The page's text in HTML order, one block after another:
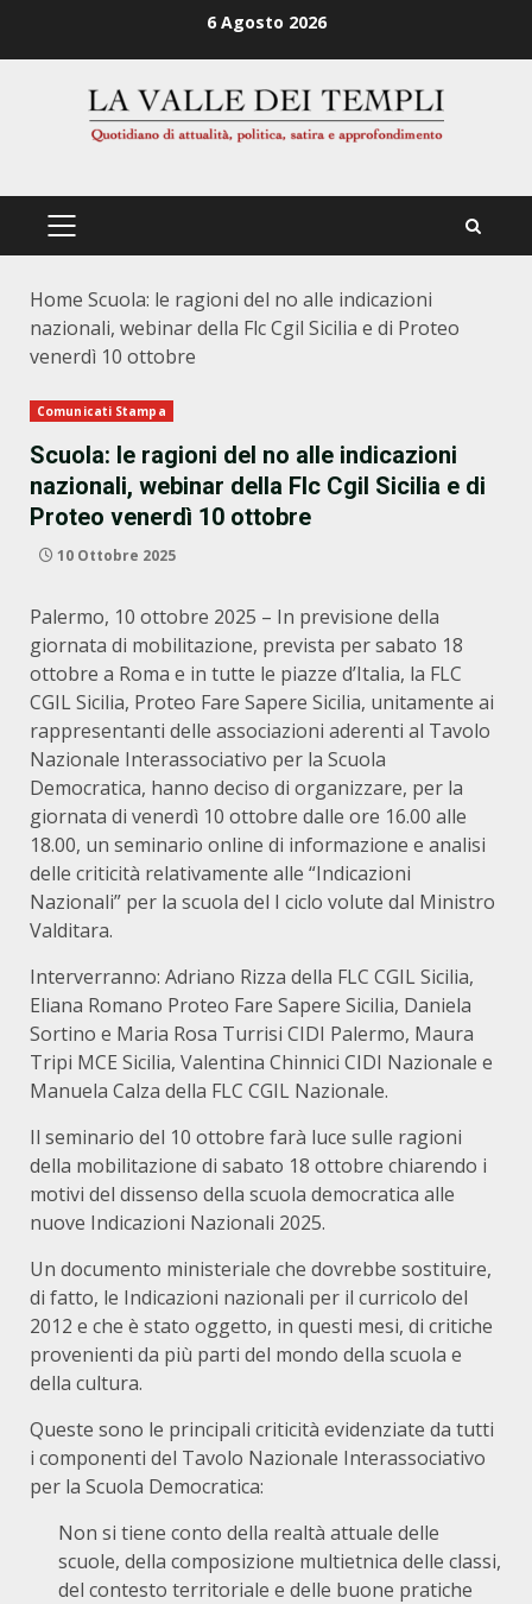
6 Agosto 2026
PRIMÄRES
Home Scuola: le ragioni del no alle indicazioni
nazionali, webinar della Flc Cgil Sicilia e di Proteo
venerdì 10 ottobre
Comunicati Stampa
Scuola: le ragioni del no alle indicazioni
nazionali, webinar della Flc Cgil Sicilia e di
Proteo venerdì 10 ottobre
10 Ottobre 2025
Palermo, 10 ottobre 2025 – In previsione della
giornata di mobilitazione, prevista per sabato 18
ottobre a Roma e in tutte le piazze d’Italia, la FLC
CGIL Sicilia, Proteo Fare Sapere Sicilia, unitamente ai
rappresentanti delle associazioni aderenti al Tavolo
Nazionale Interassociativo per la Scuola
Democratica, hanno deciso di organizzare, per la
giornata di venerdì 10 ottobre dalle ore 16.00 alle
18.00, un seminario online di informazione e analisi
delle criticità relativamente alle “Indicazioni
Nazionali” per la scuola del I ciclo volute dal Ministro
Valditara.
Interverranno: Adriano Rizza della FLC CGIL Sicilia,
Eliana Romano Proteo Fare Sapere Sicilia, Daniela
Sortino e Maria Rosa Turrisi CIDI Palermo, Maura
Tripi MCE Sicilia, Valentina Chinnici CIDI Nazionale e
Manuela Calza della FLC CGIL Nazionale.
Il seminario del 10 ottobre farà luce sulle ragioni
della mobilitazione di sabato 18 ottobre chiarendo i
motivi del dissenso della scuola democratica alle
nuove Indicazioni Nazionali 2025.
Un documento ministeriale che dovrebbe sostituire,
di fatto, le Indicazioni nazionali per il curricolo del
2012 e che è stato oggetto, in questi mesi, di critiche
provenienti da più parti del mondo della scuola e
della cultura.
Queste sono le principali criticità evidenziate da tutti
i componenti del Tavolo Nazionale Interassociativo
per la Scuola Democratica:
Non si tiene conto della realtà attuale delle
scuole, della composizione multietnica delle classi,
del contesto territoriale e delle buone pratiche